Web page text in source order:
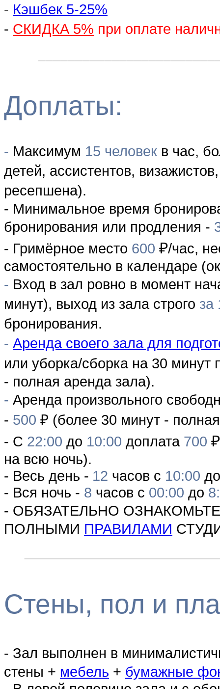
- Кэшбек 5-25%
- СКИДКА 5% при оплате
Доплаты:
- Максимум 15 человек в час,
детей, ассистентов,
ресепшена).
- Минимальное время
бронирования или продления -
- Гримёрное место 600 ₽/час,
самостоятельно в календаре
- Вход в зал ровно в момент
минут), выход из зала строго за
бронирования.
- Аренда своего зала для
или уборка/сборка на 30 минут
- полная аренда зала).
- Аренда произвольного
- 500 ₽ (более 30 минут -
- С 22:00 до 10:00 доплата 700 ₽
на всю ночь).
- Весь день - 12 часов с 10:00
- Вся ночь - 8 часов с 00:00 до
- ОБЯЗАТЕЛЬНО
ПОЛНЫМИ ПРАВИЛАМИ
Стены, пол и
- Зал выполнен в
стены + мебель + бумажные